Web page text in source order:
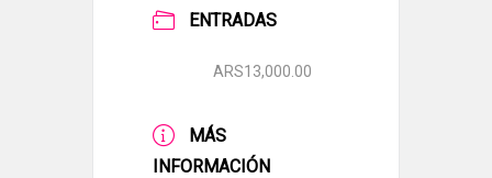
ENTRADAS
ARS13,000.00
MÁS
INFORMACIÓN